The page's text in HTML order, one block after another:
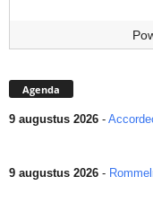
Agenda
9 augustus 2026 -
9 augustus 2026 -